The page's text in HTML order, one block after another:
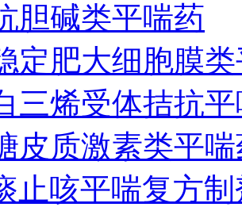
胆碱类平喘药
定肥大细胞膜
三烯受体拮抗
皮质激素类平
止咳平喘复方制